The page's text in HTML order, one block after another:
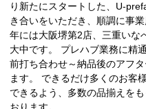
り新たにスタートした、U-
き合いをいただき、順調に事
年には大阪堺第2店、三重いな
大中です。 プレハブ業務に精
前打ち合わせ～納品後のアフ
ます。 できるだけ多くのお客
できるよう、多数の品揃えを